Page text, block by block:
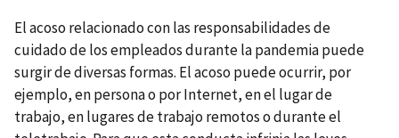
El acoso relacionado con las responsabilidades de
cuidado de los empleados durante la pandemia puede
surgir de diversas formas. El acoso puede ocurrir, por
ejemplo, en persona o por Internet, en el lugar de
trabajo, en lugares de trabajo remotos o durante el